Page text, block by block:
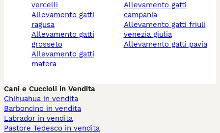
vercelli
allevamento gatti
ragusa
allevamento gatti
grosseto
allevamento gatti
matera
allevamento gatti
campania
allevamento gatti friuli
venezia giulia
allevamento gatti pavia
Cani e Cuccioli in Vendita
Chihuahua in vendita
Barboncino in vendita
Labrador in vendita
Pastore Tedesco in vendita